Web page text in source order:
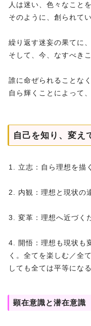
人は迷い、色々なこと
そのように、創られて
繰り返す迷妄の果てに
そして、今、なすべき
誰に命ぜられることな
自ら輝くことによって
自己を知り、変え
1. 立志：自ら理想を描く
2. 内観：理想と現状の
3. 変革：理想へ近づく
4. 開悟：理想も現状も
く。全てを楽しむ／全
しても全ては平等になる
顕在意識と潜在意識